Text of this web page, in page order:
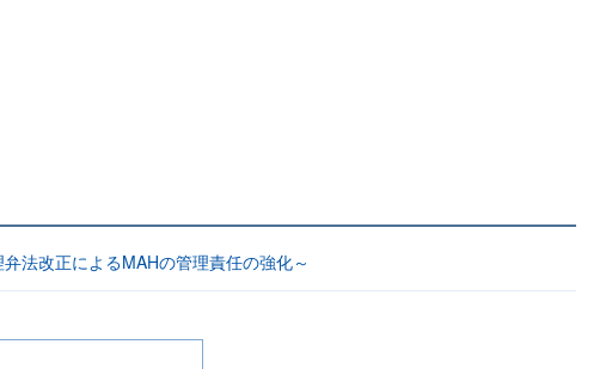
法改正によるMAHの管理責任の強化～